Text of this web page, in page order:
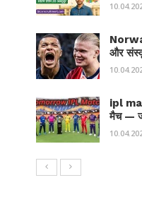
और
ipl
मैच —